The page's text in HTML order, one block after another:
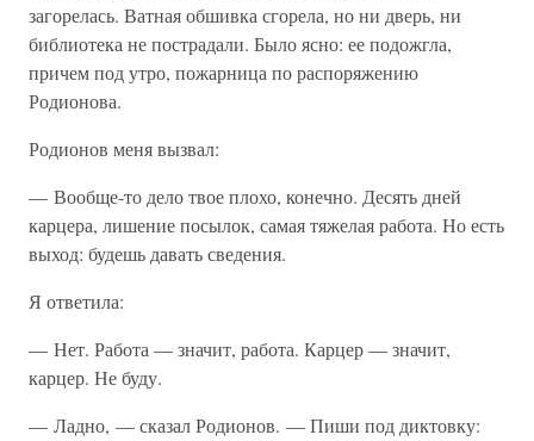
загорелась. Ватная обшивка сгорела, но ни дверь, ни
библиотека не пострадали. Было ясно: ее подожгла,
причем под утро, пожарница по распоряжению
Родионова.
Родионов меня вызвал:
— Вообще-то дело твое плохо, конечно. Десять дней
карцера, лишение посылок, самая тяжелая работа. Но есть
выход: будешь давать сведения.
Я ответила:
— Нет. Работа — значит, работа. Карцер — значит,
карцер. Не буду.
— Ладно, — сказал Родионов. — Пиши под диктовку: